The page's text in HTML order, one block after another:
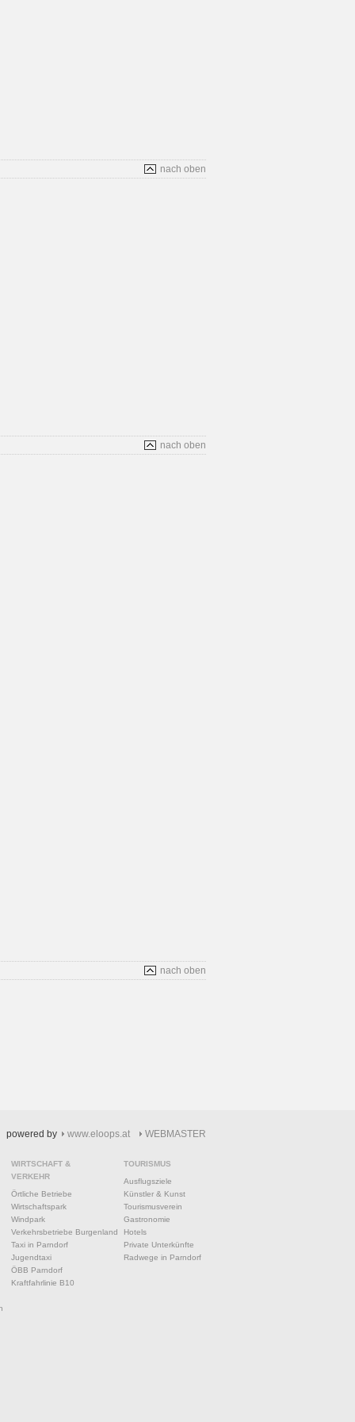
nach oben
nach oben
nach oben
powered by www.eloops.at WEBMASTER
WIRTSCHAFT &
VERKEHR
Örtliche Betriebe
Wirtschaftspark
Windpark
Verkehrsbetriebe Burgenland
Taxi in Parndorf
Jugendtaxi
ÖBB Parndorf
Kraftfahrlinie B10
TOURISMUS
Ausflugsziele
Künstler & Kunst
Tourismusverein
Gastronomie
Hotels
Private Unterkünfte
Radwege in Parndorf